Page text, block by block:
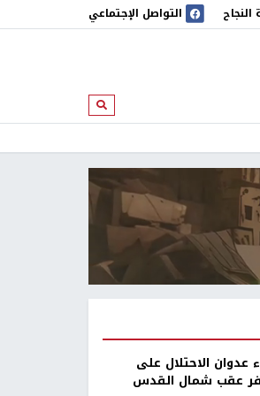
النجاح التواصل الإجتماعي
ابحث
عدوان الاحتلال على
عقب شمال القدس